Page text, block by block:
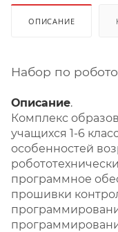
ОПИСАНИЕ
Набор по
Описание.
Комплекс
учащихся 1-6
особенностей
программное
прошивки